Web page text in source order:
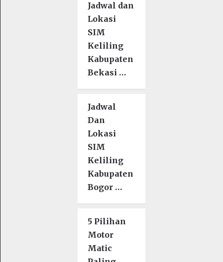
Jadwal dan
Lokasi
SIM
Keliling
Kabupaten
Bekasi …
Jadwal
Dan
Lokasi
SIM
Keliling
Kabupaten
Bogor …
5 Pilihan
Motor
Matic